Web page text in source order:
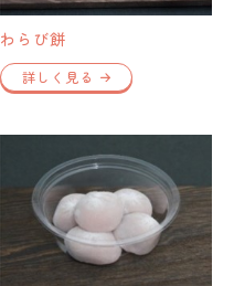
わらび餅
詳しく見る